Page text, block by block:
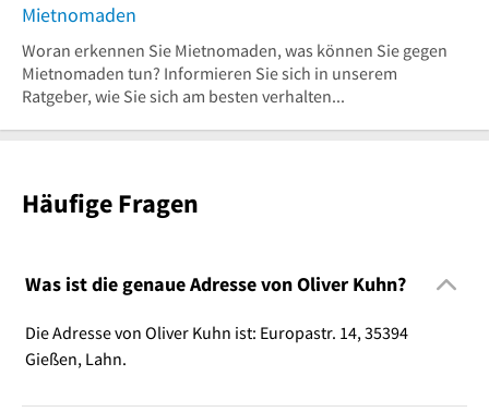
Mietnomaden
Woran erkennen Sie Mietnomaden, was können Sie gegen
Mietnomaden tun? Informieren Sie sich in unserem
Ratgeber, wie Sie sich am besten verhalten...
Häufige Fragen
Was ist die genaue Adresse von Oliver Kuhn?
Die Adresse von Oliver Kuhn ist: Europastr. 14, 35394
Gießen, Lahn.